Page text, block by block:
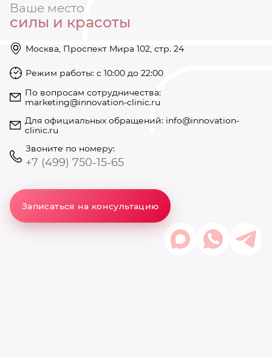
Режим работы: с 10:00 до 22:00
+74997501585
Ваше место
силы и красоты
Москва, Проспект Мира 102, стр. 24
Режим работы: с 10:00 до 22:00
По вопросам сотрудничества:
marketing@innovation-clinic.ru
Для официальных обращений: info@innovation-
clinic.ru
Звоните по номеру:
+7 (499) 750-15-65
Записаться на консультацию